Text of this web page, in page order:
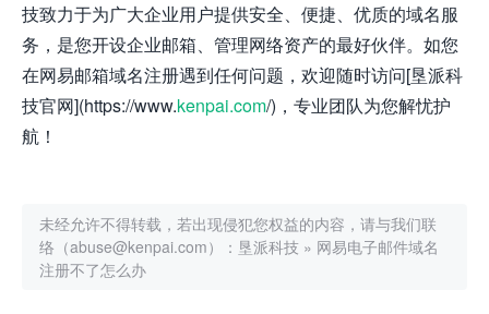
技致力于为广大企业用户提供安全、便捷、优质的域名服
务，是您开设企业邮箱、管理网络资产的最好伙伴。如您
在网易邮箱域名注册遇到任何问题，欢迎随时访问[垦派科
技官网](https://www.kenpai.com/)，专业团队为您解忧护
航！
未经允许不得转载，若出现侵犯您权益的内容，请与我们联
络（abuse@kenpai.com）： 垦派科技 » 网易电子邮件域名
注册不了怎么办